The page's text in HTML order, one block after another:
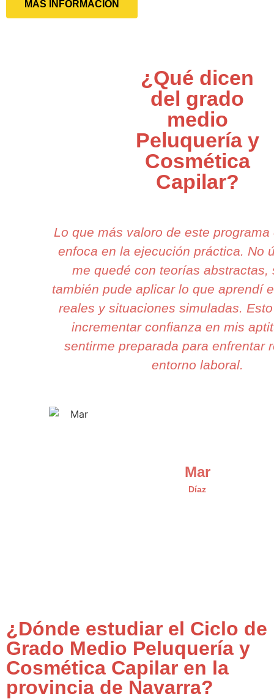
MÁS INFORMACIÓN
¿Qué dicen
del grado
medio
Peluquería y
Cosmética
Capilar?
Lo que más valoro de este programa
enfoca en la ejecución práctica. No
me quedé con teorías abstractas,
también pude aplicar lo que aprendí
reales y situaciones simuladas.
incrementar confianza en mis
sentirme preparada para enfrentar
entorno laboral.
Mar
Díaz
¿Dónde estudiar el Ciclo de
Grado Medio Peluquería y
Cosmética Capilar en la
provincia de Navarra?